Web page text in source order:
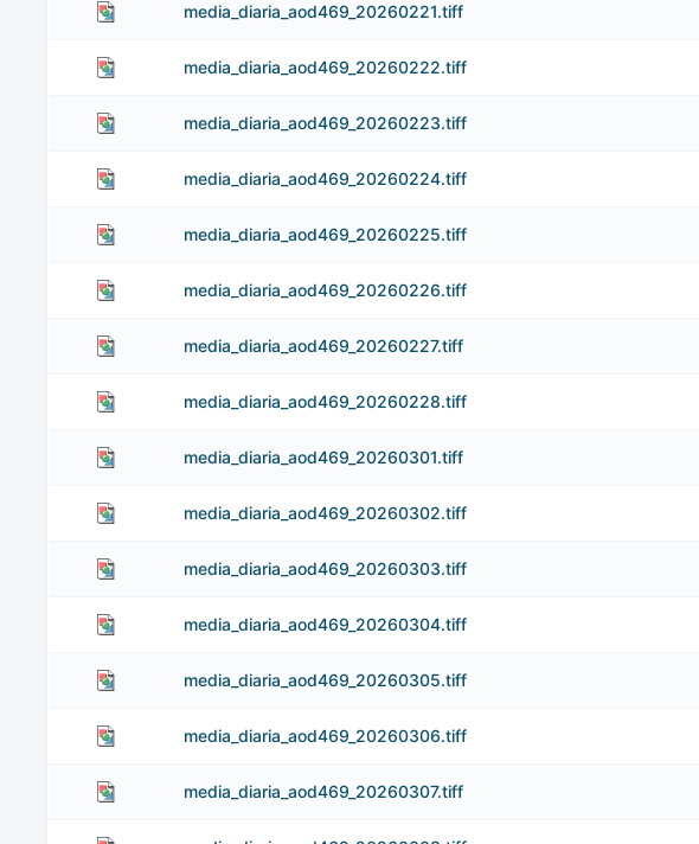
media_diaria_aod469_20260221.tiff
media_diaria_aod469_20260222.tiff
media_diaria_aod469_20260223.tiff
media_diaria_aod469_20260224.tiff
media_diaria_aod469_20260225.tiff
media_diaria_aod469_20260226.tiff
media_diaria_aod469_20260227.tiff
media_diaria_aod469_20260228.tiff
media_diaria_aod469_20260301.tiff
media_diaria_aod469_20260302.tiff
media_diaria_aod469_20260303.tiff
media_diaria_aod469_20260304.tiff
media_diaria_aod469_20260305.tiff
media_diaria_aod469_20260306.tiff
media_diaria_aod469_20260307.tiff